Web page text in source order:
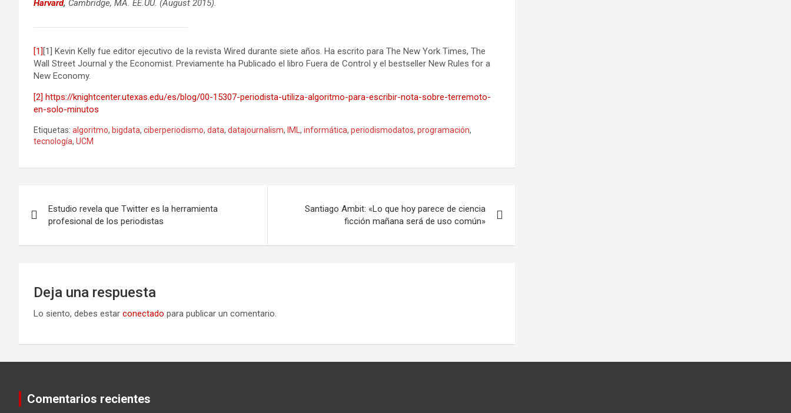
Harvard, Cambridge, MA. EE.UU. (August 2015).
[1] [1] Kevin Kelly fue editor ejecutivo de la revista Wired durante siete años. Ha escrito para The New York Times, The
Wall Street Journal y the Economist. Previamente ha Publicado el libro Fuera de Control y el bestseller New Rules for a
New Economy.
[2] https://knightcenter.utexas.edu/es/blog/00-15307-periodista-utiliza-algoritmo-para-escribir-nota-sobre-terremoto-
en-solo-minutos
Etiquetas: algoritmo, bigdata, ciberperiodismo, data, datajournalism, IML , informática, periodismodatos, programación,
tecnología, UCM
de
entradas
Estudio revela que Twitter es la herramienta
profesional de los periodistas
Santiago Ambit: «Lo que hoy parece de ciencia
ficción mañana será de uso común»
Deja una respuesta
Lo siento, debes estar conectado para publicar un comentario.
Comentarios recientes